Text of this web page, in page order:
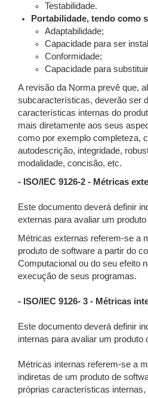
Testabilidade.
Portabilidade, tendo como
Adaptabilidade;
Capacidade para ser
Conformidade;
Capacidade para
A revisão da Norma prevê que,
subcaracterísticas, deverão ser
características internas do
mais diretamente aos seus
como por exemplo completeza,
autodescrição, integridade,
modalidade, concisão, etc.
- ISO/IEC 9126-2 - Métricas
Este documento deverá definir
externas para avaliar um
Métricas externas referem-se a
produto de software a partir do
Computacional ou do seu efeito
execução de seus programas.
- lSO/IEC 9126- 3 - Métricas
Este documento deverá definir
internas para avaliar um produto
Métricas internas referem-se a
indiretas de um produto de
próprias características